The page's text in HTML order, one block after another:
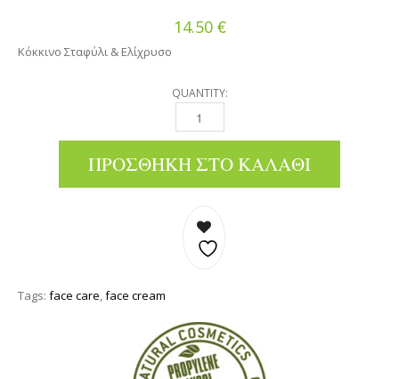
14.50 €
Κόκκινο Σταφύλι & Ελίχρυσο
QUANTITY:
ΚΡΈΜΑ ΠΡΟΣΏΠΟΥ BB - ΕΛΙΆ, ΚΌΚΚΙΝΟ
ΠΡΟΣΘΉΚΗ ΣΤΟ ΚΑΛΆΘΙ
Tags: face care,face cream